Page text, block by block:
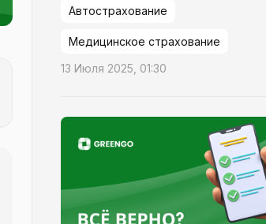
Автострахование
Медицинское страхование
13 Июля 2025, 01:30